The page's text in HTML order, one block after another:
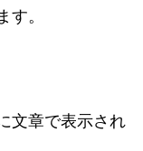
。
文章で表示され